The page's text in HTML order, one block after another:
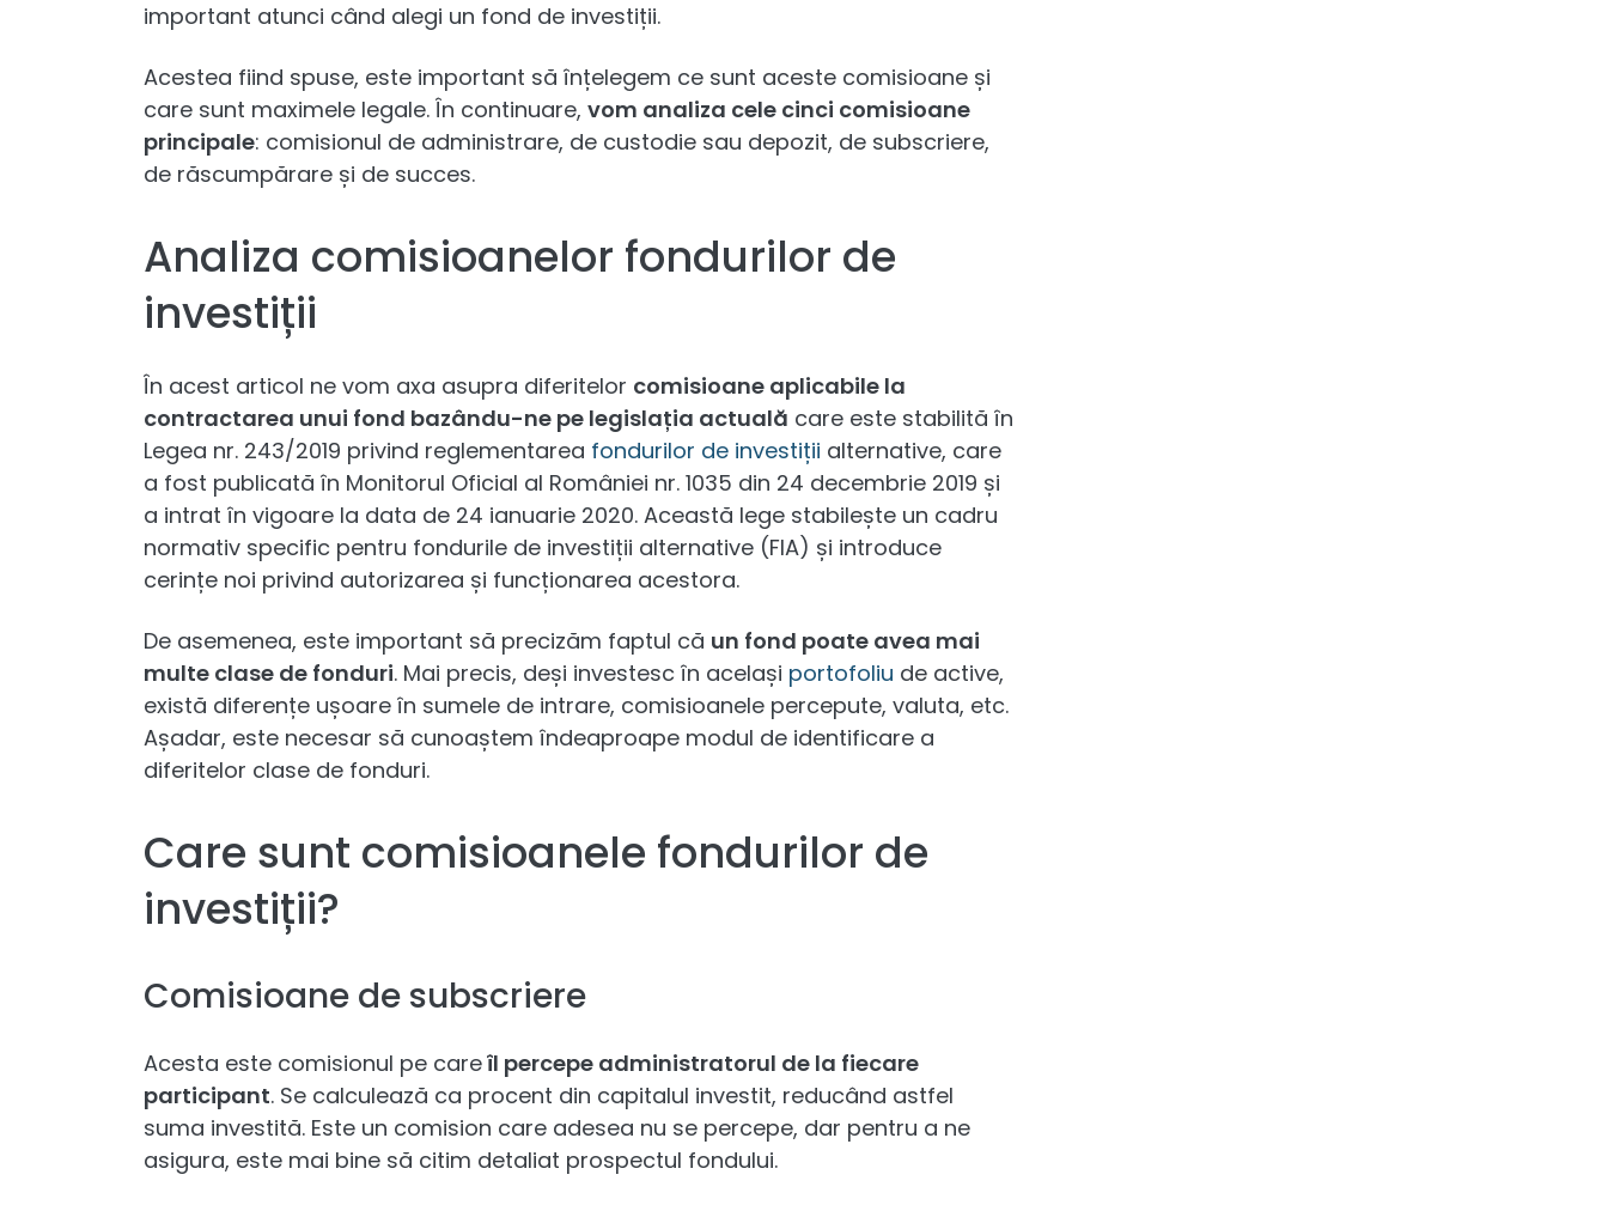
important atunci când alegi un fond de investiții.
Acestea fiind spuse, este important să înțelegem ce sunt aceste comisioane și
care sunt maximele legale. În continuare, vom analiza cele cinci comisioane
principale: comisionul de administrare, de custodie sau depozit, de subscriere,
de răscumpărare și de succes.
Analiza comisioanelor fondurilor de
investiții
În acest articol ne vom axa asupra diferitelor comisioane aplicabile la
contractarea unui fond bazându-ne pe legislația actuală care este stabilită în
Legea nr. 243/2019 privind reglementarea fondurilor de investiții alternative, care
a fost publicată în Monitorul Oficial al României nr. 1035 din 24 decembrie 2019 și
a intrat în vigoare la data de 24 ianuarie 2020. Această lege stabilește un cadru
normativ specific pentru fondurile de investiții alternative (FIA) și introduce
cerințe noi privind autorizarea și funcționarea acestora.
De asemenea, este important să precizăm faptul că un fond poate avea mai
multe clase de fonduri. Mai precis, deși investesc în același portofoliu de active,
există diferențe ușoare în sumele de intrare, comisioanele percepute, valuta, etc.
Așadar, este necesar să cunoaștem îndeaproape modul de identificare a
diferitelor clase de fonduri.
Care sunt comisioanele fondurilor de
investiții?
Comisioane de subscriere
Acesta este comisionul pe careîl percepe administratorul de la fiecare
participant. Se calculează ca procent din capitalul investit, reducând astfel
suma investită. Este un comision care adesea nu se percepe, dar pentru a ne
asigura, este mai bine să citim detaliat prospectul fondului.